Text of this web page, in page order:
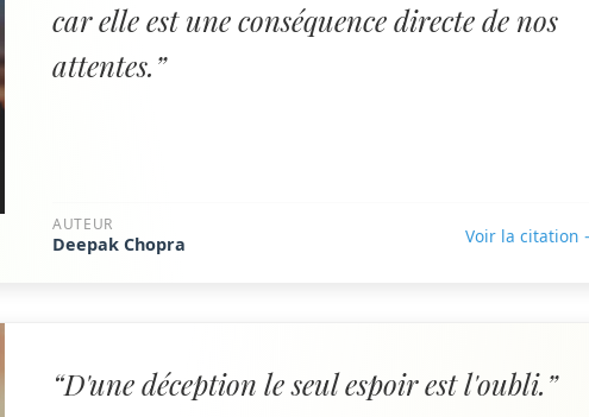
car elle est une conséquence directe de nos
attentes.”
AUTEUR
Deepak Chopra Voir la citation
“D'une déception le seul espoir est l'oubli.”